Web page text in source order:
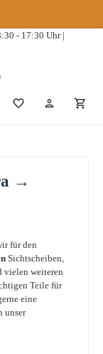
- 17:30 Uhr |
Du hast 0
→
für den
Sichtscheiben,
vielen weiteren
Teile für
eine
unser